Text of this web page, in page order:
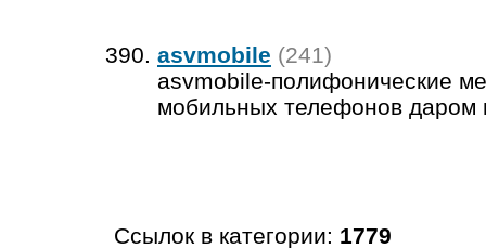
asvmobile (241)
asvmobile-полифонические
мобильных телефонов даром
Ссылок в категории: 1779